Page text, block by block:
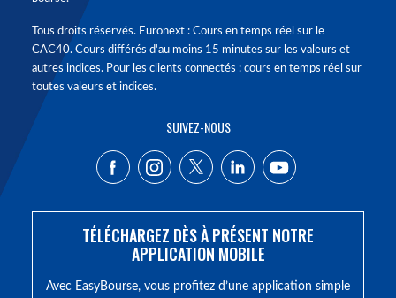
Tous droits réservés. Euronext : Cours en temps réel sur le
CAC40. Cours différés d'au moins 15 minutes sur les valeurs et
autres indices. Pour les clients connectés : cours en temps réel sur
toutes valeurs et indices.
SUIVEZ-NOUS
TÉLÉCHARGEZ DÈS À PRÉSENT NOTRE
APPLICATION MOBILE
Avec EasyBourse, vous profitez d’une application simple